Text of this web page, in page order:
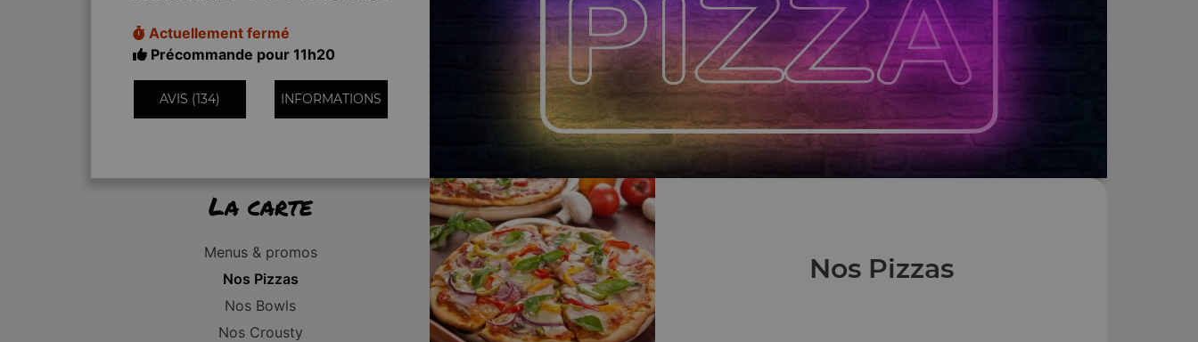
Actuellement fermé
Précommande pour 11h20
AVIS (134) INFORMATIONS
La carte
Menus & promos
Nos Pizzas
Nos Bowls
Nos Crousty
Nos Pizzas